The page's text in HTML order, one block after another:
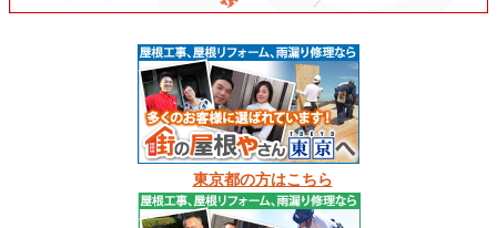
東京都の方はこちら